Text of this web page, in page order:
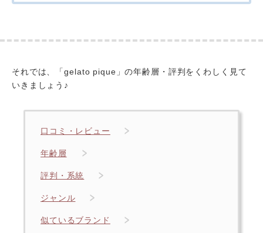
それでは、「gelato pique」の年齢層・評判をくわしく見て
いきましょう♪
口コミ・レビュー
年齢層
評判・系統
ジャンル
似ているブランド